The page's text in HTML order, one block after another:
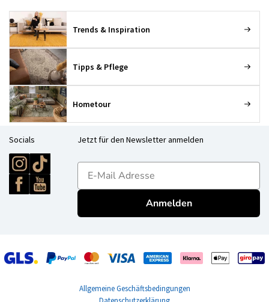
Trends & Inspiration
Tipps & Pflege
Hometour
Socials Jetzt für den Newsletter anmelden
E-mailadres
Anmelden
Allgemeine Geschäftsbedingungen